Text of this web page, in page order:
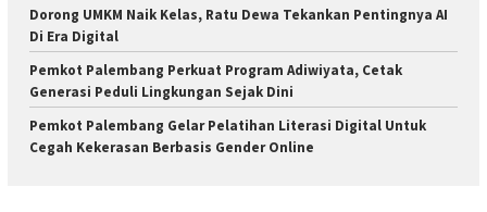
Dorong UMKM Naik Kelas, Ratu Dewa Tekankan Pentingnya AI
Di Era Digital
Pemkot Palembang Perkuat Program Adiwiyata, Cetak
Generasi Peduli Lingkungan Sejak Dini
Pemkot Palembang Gelar Pelatihan Literasi Digital Untuk
Cegah Kekerasan Berbasis Gender Online